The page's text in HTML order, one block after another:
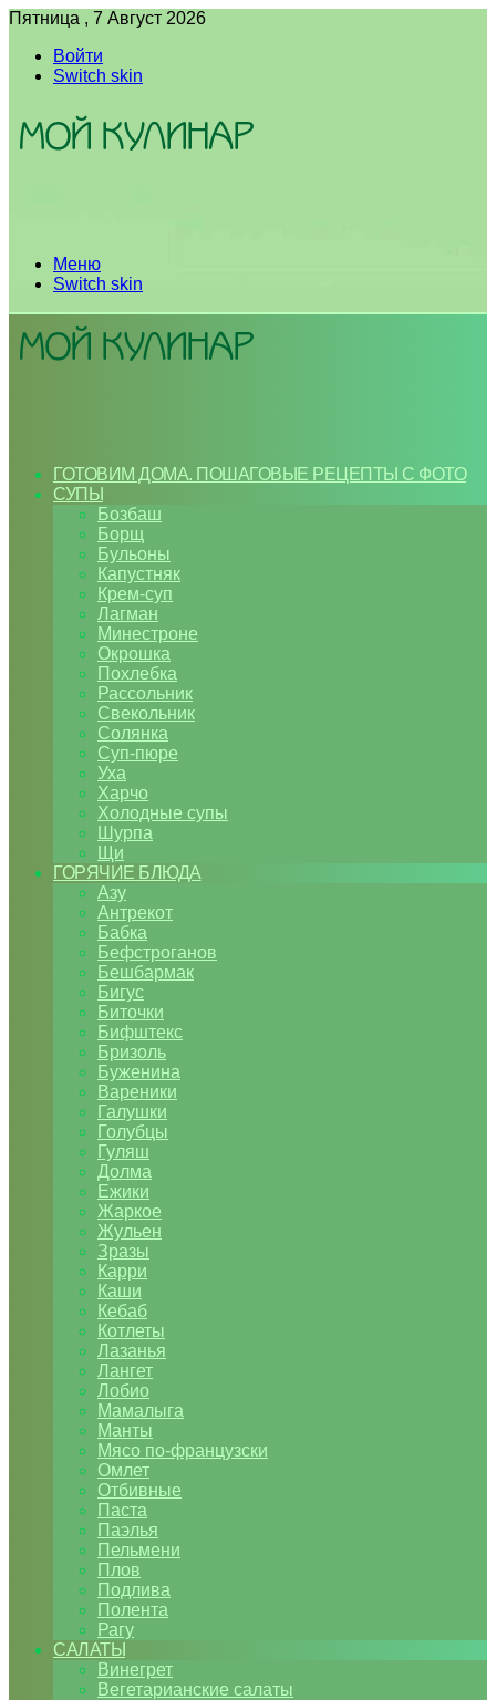
Пятница , 7 Август 2026
Войти
Switch skin
Меню
Switch skin
ГОТОВИМ ДОМА. ПОШАГОВЫЕ РЕЦЕПТЫ С ФОТО
СУПЫ
Бозбаш
Борщ
Бульоны
Капустняк
Крем-суп
Лагман
Минестроне
Окрошка
Похлебка
Рассольник
Свекольник
Солянка
Суп-пюре
Уха
Харчо
Холодные супы
Шурпа
Щи
ГОРЯЧИЕ БЛЮДА
Азу
Антрекот
Бабка
Бефстроганов
Бешбармак
Бигус
Биточки
Бифштекс
Бризоль
Буженина
Вареники
Галушки
Голубцы
Гуляш
Долма
Ежики
Жаркое
Жульен
Зразы
Карри
Каши
Кебаб
Котлеты
Лазанья
Лангет
Лобио
Мамалыга
Манты
Мясо по-французски
Омлет
Отбивные
Паста
Паэлья
Пельмени
Плов
Подлива
Полента
Рагу
САЛАТЫ
Винегрет
Вегетарианские салаты